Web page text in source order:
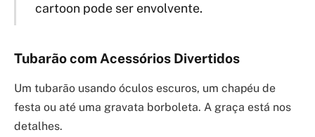
cartoon pode ser envolvente.
Tubarão com Acessórios Divertidos
Um tubarão usando óculos escuros, um chapéu de
festa ou até uma gravata borboleta. A graça está nos
detalhes.